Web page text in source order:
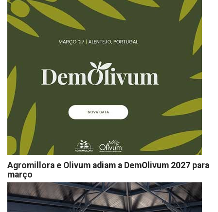
Agromillora e Olivum adiam a DemOlivum 2027 para
março